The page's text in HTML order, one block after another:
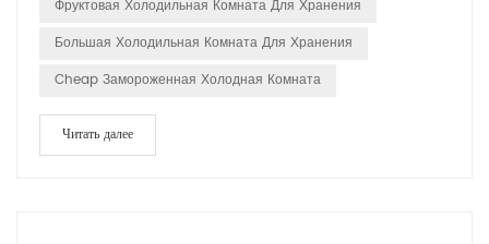
Фруктовая Холодильная Комната Для Хранения
Большая Холодильная Комната Для Хранения
Cheap Замороженная Холодная Комната
Читать далее